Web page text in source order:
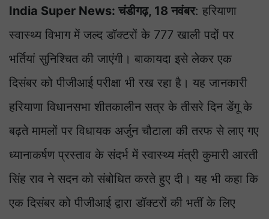
India Super News: चंडीगढ़, 18 नवंबर: हरियाणा
स्वास्थ्य विभाग में जल्द डॉक्टरों के 777 खाली पदों पर
भर्तियां सुनिश्चित की जाएंगी। बाकायदा इसे लेकर एक
दिसंबर को पीजीआई परीक्षा भी रख रहा है। यह जानकारी
हरियाणा विधानसभा शीतकालीन सत्र के तीसरे दिन डेंगू के
बढ़ते मामलों पर विधायक अर्जुन चौटाला की तरफ से लाए गए
ध्यानाकर्षण प्रस्ताव के संदर्भ में स्वास्थ्य मंत्री कुमारी आरती
सिंह राव ने सदन को संबोधित करते हुए दी। यह भी कहा कि
एक दिसंबर को पीजीआई द्वारा डॉक्टरों की भतीं के लिए